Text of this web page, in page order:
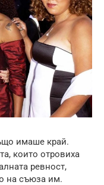
имаше край.
които отровиха
ревност,
на съюза им.